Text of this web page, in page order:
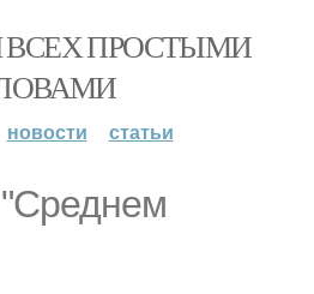
ВСЕХ ПРОСТЫМИ
новости статьи